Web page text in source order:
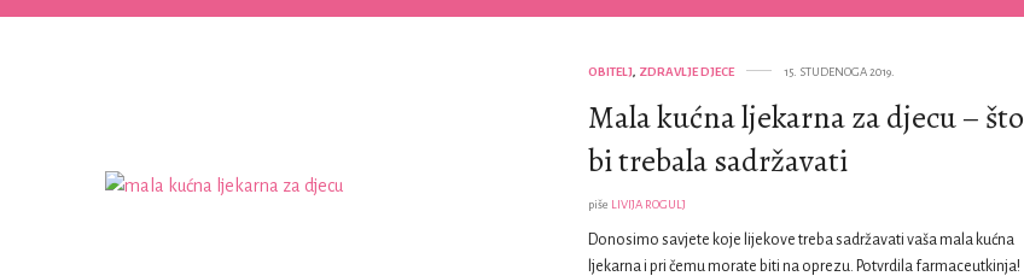
OBITELJ, ZDRAVLJE DJECE 15. STUDENOGA 2019.
Mala kućna ljekarna za djecu – što
bi trebala sadržavati
piše LIVIJA ROGULJ
Donosimo savjete koje lijekove treba sadržavati vaša mala kućna
ljekarna i pri čemu morate biti na oprezu. Potvrdila farmaceutkinja!